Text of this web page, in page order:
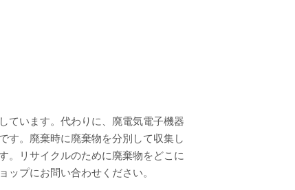
ています。代わりに、廃電気電子機器
す。廃棄時に廃棄物を分別して収集し
。リサイクルのために廃棄物をどこに
プにお問い合わせください。